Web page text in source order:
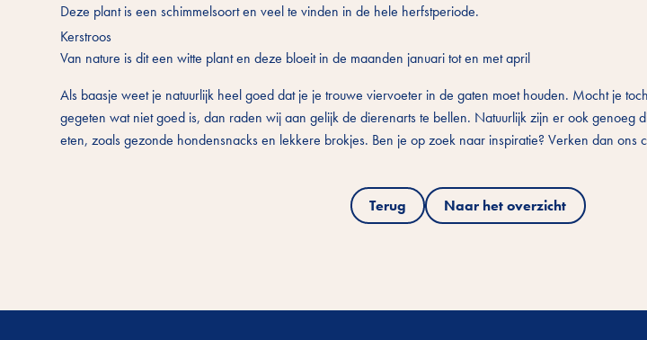
Deze plant is een schimmelsoort en veel te vinden in de hele herfstperiode.
Kerstroos
Van nature is dit een witte plant en deze bloeit in de maanden januari tot en met april
Als baasje weet je natuurlijk heel goed dat je je trouwe viervoeter in de gaten moet houden. Mocht je
gegeten wat niet goed is, dan raden wij aan gelijk de dierenarts te bellen. Natuurlijk zijn er ook genoeg
eten, zoals gezonde hondensnacks en lekkere brokjes. Ben je op zoek naar inspiratie? Verken dan ons
Terug Naar het overzicht